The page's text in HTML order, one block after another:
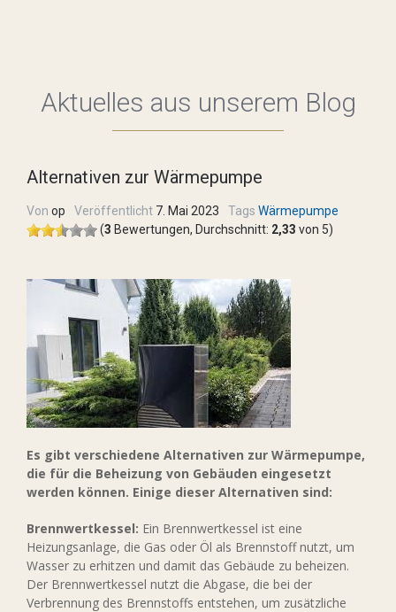
Aktuelles aus unserem Blog
Alternativen zur Wärmepumpe
Von op Veröffentlicht 7. Mai 2023 Tags Wärmepumpe
(3 Bewertungen, Durchschnitt: 2,33 von 5)
Es gibt verschiedene Alternativen zur Wärmepumpe,
die für die Beheizung von Gebäuden eingesetzt
werden können. Einige dieser Alternativen sind:
Brennwertkessel: Ein Brennwertkessel ist eine
Heizungsanlage, die Gas oder Öl als Brennstoff nutzt, um
Wasser zu erhitzen und damit das Gebäude zu beheizen.
Der Brennwertkessel nutzt die Abgase, die bei der
Verbrennung des Brennstoffs entstehen, um zusätzliche